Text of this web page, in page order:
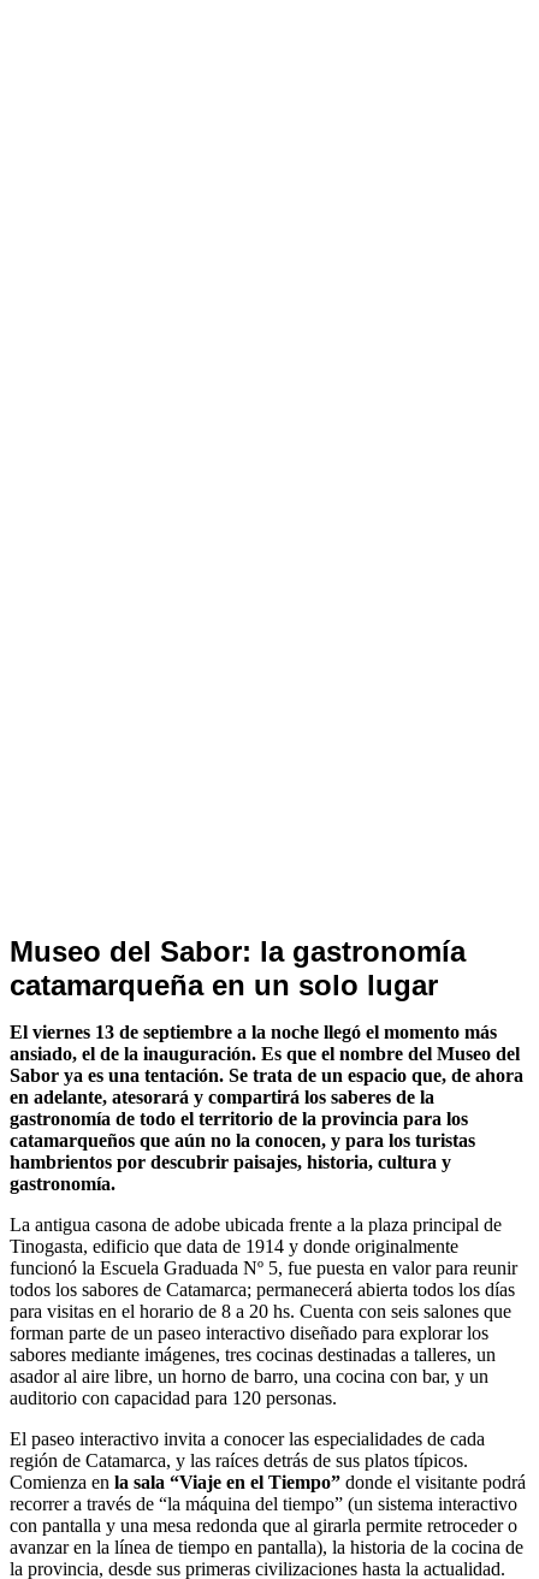
Noticias
de
Turismo
Museo del Sabor: la gastronomía
catamarqueña en un solo lugar
El viernes 13 de septiembre a la noche llegó el momento más
ansiado, el de la inauguración. Es que el nombre del Museo del
Sabor ya es una tentación. Se trata de un espacio que, de ahora
en adelante, atesorará y compartirá los saberes de la
gastronomía de todo el territorio de la provincia para los
catamarqueños que aún no la conocen, y para los turistas
hambrientos por descubrir paisajes, historia, cultura y
gastronomía.
La antigua casona de adobe ubicada frente a la plaza principal de
Tinogasta, edificio que data de 1914 y donde originalmente
funcionó la Escuela Graduada Nº 5, fue puesta en valor para reunir
todos los sabores de Catamarca; permanecerá abierta todos los días
para visitas en el horario de 8 a 20 hs. Cuenta con seis salones que
forman parte de un paseo interactivo diseñado para explorar los
sabores mediante imágenes, tres cocinas destinadas a talleres, un
asador al aire libre, un horno de barro, una cocina con bar, y un
auditorio con capacidad para 120 personas.
El paseo interactivo invita a conocer las especialidades de cada
región de Catamarca, y las raíces detrás de sus platos típicos.
Comienza en la sala “Viaje en el Tiempo” donde el visitante podrá
recorrer a través de “la máquina del tiempo” (un sistema interactivo
con pantalla y una mesa redonda que al girarla permite retroceder o
avanzar en la línea de tiempo en pantalla), la historia de la cocina de
la provincia, desde sus primeras civilizaciones hasta la actualidad.